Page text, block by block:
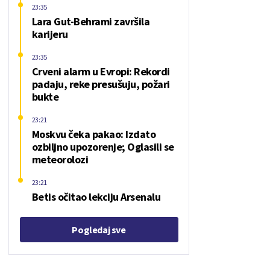
Lara Gut-Behrami završila
karijeru
23:35
Crveni alarm u Evropi: Rekordi
padaju, reke presušuju, požari
bukte
23:35
Moskvu čeka pakao: Izdato
ozbiljno upozorenje; Oglasili se
meteorolozi
23:21
Betis očitao lekciju Arsenalu
23:21
Pogledaj sve